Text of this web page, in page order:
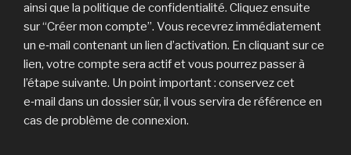
ainsi que la politique de confidentialité. Cliquez ensuite
sur “Créer mon compte”. Vous recevrez immédiatement
un e‑mail contenant un lien d’activation. En cliquant sur ce
lien, votre compte sera actif et vous pourrez passer à
l’étape suivante. Un point important : conservez cet
e‑mail dans un dossier sûr, il vous servira de référence en
cas de problème de connexion.